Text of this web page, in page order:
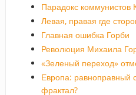
Парадокс коммунистов
Левая, правая где
Главная ошибка Горби
Революция Михаила
«Зеленый переход»
Европа: равноправный
фрактал?